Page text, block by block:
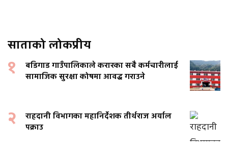
साताको लोकप्रीय
१
बडिगाड गाउँपालिकाले करारका सबै कर्मचारीलाई
सामाजिक सुरक्षा कोषमा आवद्ध गराउने
२
राहदानी विभागका महानिर्देशक तीर्थराज अर्याल
पक्राउ